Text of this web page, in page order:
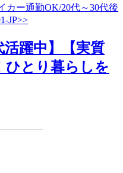
活躍中】【実質
ひとり暮らしを